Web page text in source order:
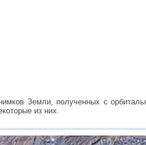
Земли, полученных с
из них.